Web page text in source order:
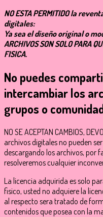
NO ESTA PERMITIDO la
digitales:
Ya sea el diseño original o
ARCHIVOS SON SOLO PARA
FISICA.
No puedes
intercambiar los
grupos o
NO SE ACEPTAN CAMBIOS,
archivos digitales no pueden
descargando los archivos, por
resolveremos cualquier
La licencia adquirida es solo
fisico, usted no adquiere la
al respecto sera tratado de
contenidos que posea con la